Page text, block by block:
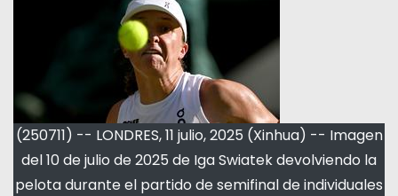
(250711) -- LONDRES, 11 julio, 2025 (Xinhua) -- Imagen
del 10 de julio de 2025 de Iga Swiatek devolviendo la
pelota durante el partido de semifinal de individuales